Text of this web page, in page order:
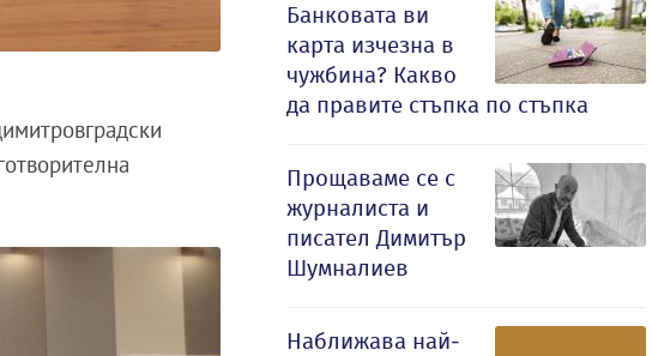
Банковата ви
карта изчезна в
чужбина? Какво
да правите стъпка по стъпка
Прощаваме се с
журналиста и
писател Димитър
Шумналиев
Наближава най-